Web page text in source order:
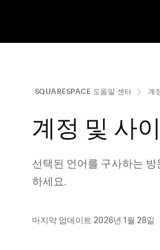
SQUARESPACE 도움말 센터 계
계정 및 사
선택된 언어를 구사하는
하세요.
마지막 업데이트 2026년 1월 28일